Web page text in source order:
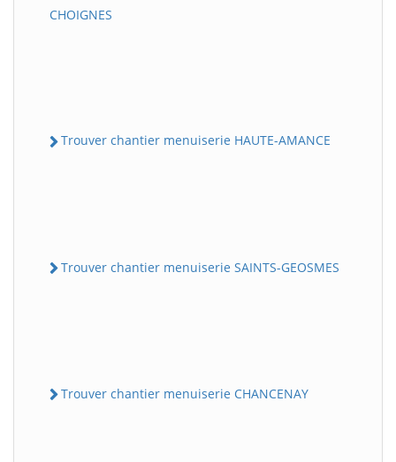
CHOIGNES
Trouver chantier menuiserie HAUTE-AMANCE
Trouver chantier menuiserie SAINTS-GEOSMES
Trouver chantier menuiserie CHANCENAY